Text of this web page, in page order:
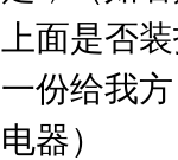
上面是否
一份给我
电器）